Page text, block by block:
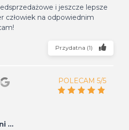
i jeszcze lepsze
człowiek na odpowiednim
Przydatna (1)
POLECAM 5/5
...